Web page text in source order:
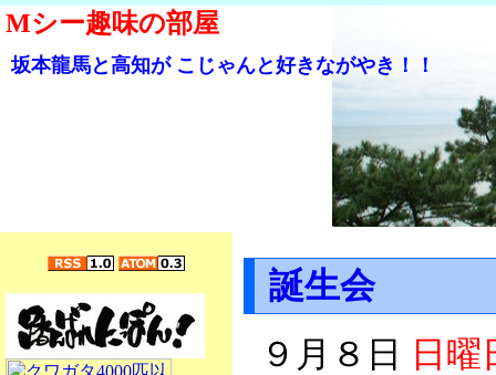
Mシー趣味の部屋
坂本龍馬と高知が こじゃんと好きながやき！！
誕生会
９月８日
日曜